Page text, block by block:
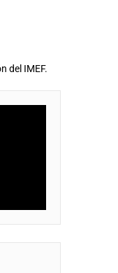
del IMEF.